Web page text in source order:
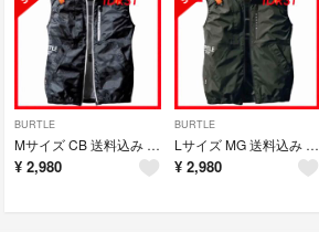
BURTLE
Mサイズ CB 送料込み BURTLE AIR CRAFT
¥ 2,980
BURTLE
Lサイズ MG 送料込み BURTLE AIR CRAFT ベスト 単体
¥ 2,980